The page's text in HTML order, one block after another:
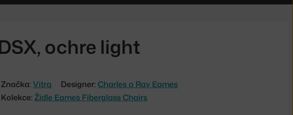
ochre light
Značka:Vitra Designer:Charles a Ray Eames
Kolekce:Židle Eames Fiberglass Chairs